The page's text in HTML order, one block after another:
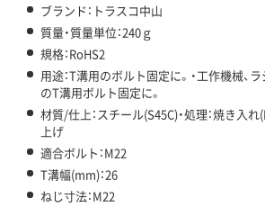
ブランド：トラスコ中山
質量・質量単位：240ｇ
規格：RoHS2
用途：T溝用のボルト固定に。・工作機械、
のT溝用ボルト固定に。
材質/仕上：スチール(S45C)・処理：焼き入れ
上げ
適合ボルト：M22
T溝幅(mm)：26
ねじ寸法：M22